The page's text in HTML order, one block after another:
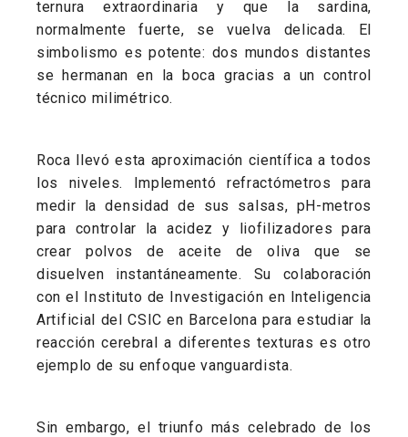
ternura extraordinaria y que la sardina,
normalmente fuerte, se vuelva delicada. El
simbolismo es potente: dos mundos distantes
se hermanan en la boca gracias a un control
técnico milimétrico.
Roca llevó esta aproximación científica a todos
los niveles. Implementó refractómetros para
medir la densidad de sus salsas, pH-metros
para controlar la acidez y liofilizadores para
crear polvos de aceite de oliva que se
disuelven instantáneamente. Su colaboración
con el Instituto de Investigación en Inteligencia
Artificial del CSIC en Barcelona para estudiar la
reacción cerebral a diferentes texturas es otro
ejemplo de su enfoque vanguardista.
Sin embargo, el triunfo más celebrado de los